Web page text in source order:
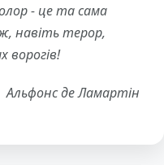
- це та сама
навіть терор,
ворогів!
Альфонс де Ламартін